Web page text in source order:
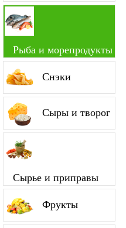
Рыба и морепродукты
Снэки
Сыры и творог
Сырье и приправы
Фрукты